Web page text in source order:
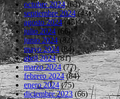
octubre 2024(63)
septiembre 2024(43)
agosto 2024(45)
julio 2024 (66)
junio 2024 (82)
mayo 2024 (84)
abril 2024(81)
marzo 2024(77)
febrero 2024(84)
enero 2024(75)
diciembre 2023(66)